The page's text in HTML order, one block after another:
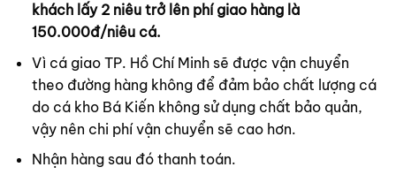
khách lấy 2 niêu trở lên phí giao hàng là
150.000đ/niêu cá.
Vì cá giao TP. Hồ Chí Minh sẽ được vận chuyển
theo đường hàng không để đảm bảo chất lượng cá
do cá kho Bá Kiến không sử dụng chất bảo quản,
vậy nên chi phí vận chuyển sẽ cao hơn.
Nhận hàng sau đó thanh toán.